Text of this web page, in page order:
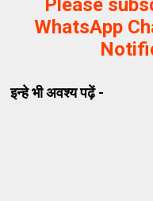
Please
WhatsApp
इन्हे भी अवश्य पढ़ें -